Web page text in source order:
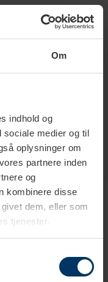
Om
indhold og
sociale medier og til
oplysninger om
partnere inden
og
kombinere disse
dem, eller som
tjenester.